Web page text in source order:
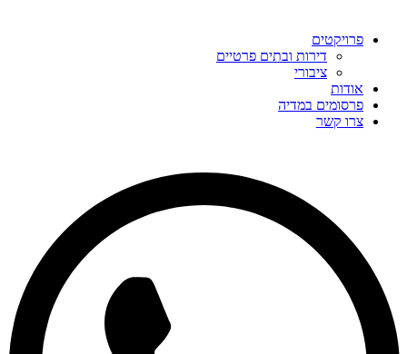
פרויקטים
דירות ובתים פרטיים
ציבורי
אודות
פרסומים במדיה
צרו קשר